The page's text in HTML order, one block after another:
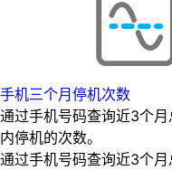
手机三个月停机次数
通过手机号码查询近3个
内停机的次数。
通过手机号码查询近3个